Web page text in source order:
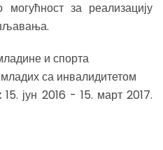
за реализацију
и спорта
са инвалидитетом
15. јун 2016 - 15. март 2017.